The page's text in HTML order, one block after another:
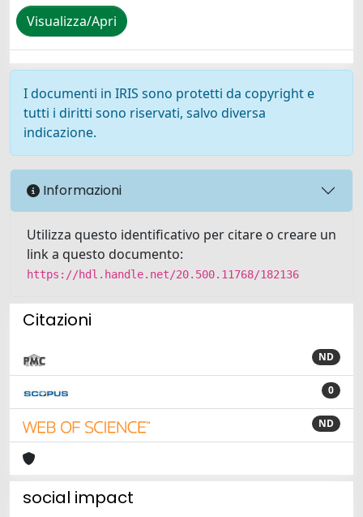
Visualizza/Apri
I documenti in IRIS sono protetti da copyright e
tutti i diritti sono riservati, salvo diversa
indicazione.
Informazioni
Utilizza questo identificativo per citare o creare un
link a questo documento:
https://hdl.handle.net/20.500.11768/182136
Citazioni
ND
0
ND
social impact